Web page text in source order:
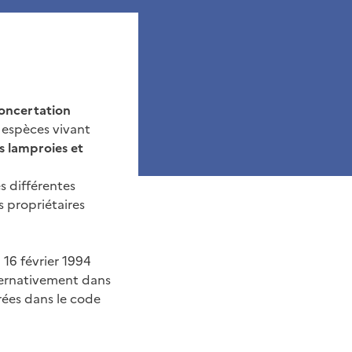
vivant
lamproies et
différentes
propriétaires
février 1994
dans
dans le code